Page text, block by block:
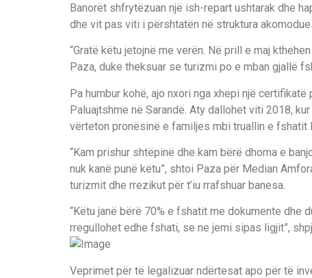
Banorët shfrytëzuan një ish-repart ushtarak dhe
dhe vit pas viti i përshtatën në struktura
“Gratë këtu jetojnë me verën. Në prill e maj
Paza, duke theksuar se turizmi po e mban gjallë
Pa humbur kohë, ajo nxori nga xhepi një
Paluajtshme në Sarandë. Aty dallohet viti 2018,
vërteton pronësinë e familjes mbi truallin e fshatit
“Kam prishur shtëpinë dhe kam bërë dhoma e
nuk kanë punë këtu”, shtoi Paza për Median
turizmit dhe rrezikut për t’iu rrafshuar banesa.
“Këtu janë bërë 70% e fshatit me dokumente dhe
rregullohet edhe fshati, se ne jemi sipas ligjit”,
Veprimet për të legalizuar ndërtesat apo për të